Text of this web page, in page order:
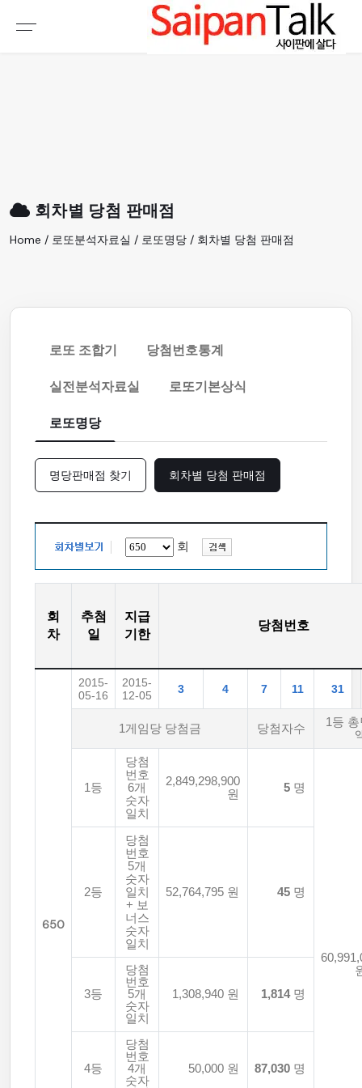
회차별 당첨 판매점
Home / 로또분석자료실 / 로또명당 / 회차별 당첨 판매점
로또 조합기
당첨번호통계
실전분석자료실
로또기본상식
로또명당
명당판매점 찾기 회차별 당첨 판매점
회
회
차
추첨
일
지급
기한
당첨번호
650
2015-
05-16
2015-
12-05
3 4 7 11 31
1게임당 당첨금 당첨자수
1등
1등
당첨
번호
6개
숫자
일치
2,849,298,900
원
5 명
2등
당첨
번호
5개
숫자
일치
+ 보
너스
숫자
일치
52,764,795 원 45 명
3등
당첨
번호
5개
숫자
일치
1,308,940 원 1,814명
4등
당첨
번호
4개
숫자
50,000 원 87,030 명
여행정보
생활정보
갤러리 & 동영상